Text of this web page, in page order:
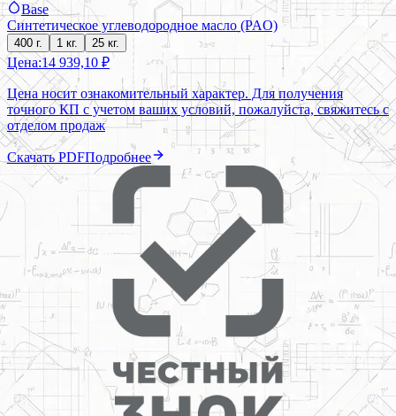
Base
Синтетическое углеводородное масло (PAO)
400 г. 1 кг. 25 кг.
Цена:14 939,10 ₽
Цена носит ознакомительный характер. Для получения
точного КП с учетом ваших условий, пожалуйста, свяжитесь с
отделом продаж
Скачать PDFПодробнее